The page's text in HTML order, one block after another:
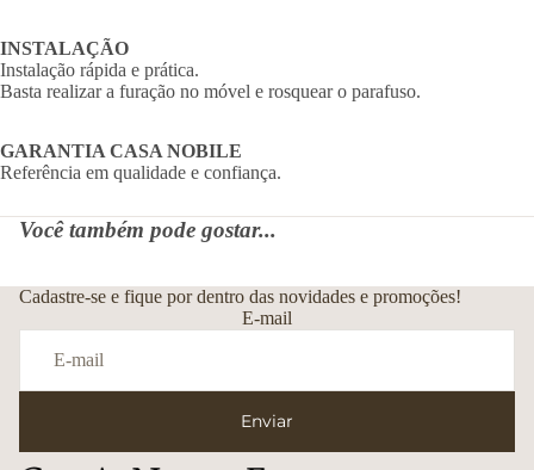
INSTALAÇÃO
Instalação rápida e prática.
Basta realizar a furação no móvel e rosquear o parafuso.
GARANTIA CASA NOBILE
Referência em qualidade e confiança.
Você também pode gostar...
Cadastre-se e fique por dentro das novidades e promoções!
E-mail
Enviar